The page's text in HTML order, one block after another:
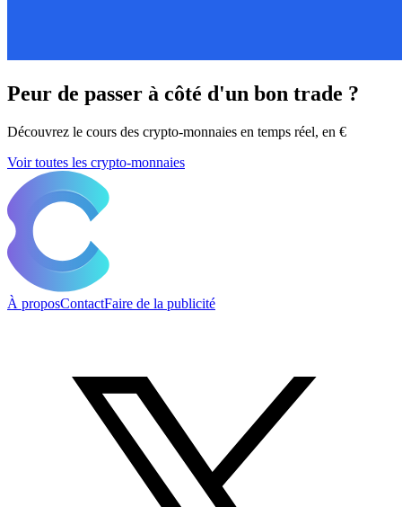
Peur de passer à côté d'un bon trade ?
Découvrez le cours des crypto-monnaies en temps réel, en €
Voir toutes les crypto-monnaies
À proposContactFaire de la publicité